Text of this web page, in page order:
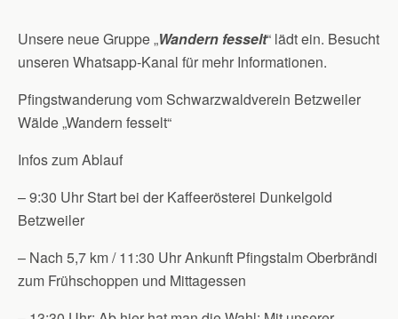
Unsere neue Gruppe „Wandern fesselt“ lädt ein. Besucht
unseren Whatsapp-Kanal für mehr Informationen.
Pfingstwanderung vom Schwarzwaldverein Betzweiler
Wälde „Wandern fesselt“
Infos zum Ablauf
– 9:30 Uhr Start bei der Kaffeerösterei Dunkelgold
Betzweiler
– Nach 5,7 km / 11:30 Uhr Ankunft Pfingstalm Oberbrändi
zum Frühschoppen und Mittagessen